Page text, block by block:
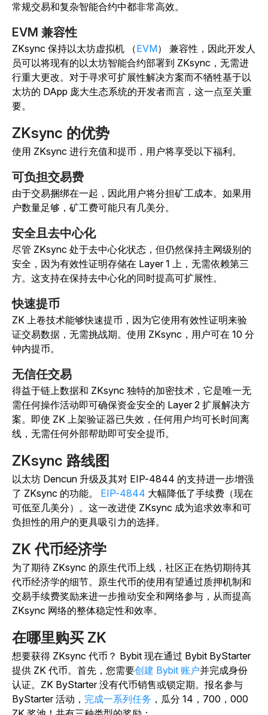
常规交易和复杂智能合约中都非常高效。
EVM 兼容性
ZKsync 保持以太坊虚拟机 （EVM） 兼容性，因此开发人
员可以将现有的以太坊智能合约部署到 ZKsync，无需进
行重大更改。对于寻求可扩展性解决方案而不牺牲基于以
太坊的 DApp 庞大生态系统的开发者而言，这一点至关重
要。
ZKsync 的优势
使用 ZKsync 进行充值和提币，用户将享受以下福利。
可负担交易费
由于交易捆绑在一起，因此用户将分担矿工成本。如果用
户数量足够，矿工费可能只有几美分。
安全且去中心化
尽管 ZKsync 处于去中心化状态，但仍然保持主网级别的
安全，因为有效性证明存储在 Layer 1 上，无需依赖第三
方。这支持在保持去中心化的同时提高可扩展性。
快速提币
ZK 上卷技术能够快速提币，因为它使用有效性证明来验
证交易数据，无需挑战期。使用 ZKsync，用户可在 10 分
钟内提币。
无信任交易
得益于链上数据和 ZKsync 独特的加密技术，它是唯一无
需任何操作活动即可确保资金安全的 Layer 2 扩展解决方
案。即使 ZK 上架验证器已失效，任何用户均可长时间离
线，无需任何外部帮助即可安全提币。
ZKsync 路线图
以太坊 Dencun 升级及其对 EIP-4844 的支持进一步增强
了 ZKsync 的功能。
EIP-4844 大幅降低了手续费（现在
可低至几美分）。这一改进使 ZKsync 成为追求效率和可
负担性的用户的更具吸引力的选择。
ZK 代币经济学
为了期待 ZKsync 的原生代币上线，社区正在热切期待其
代币经济学的细节。原生代币的使用有望通过质押机制和
交易手续费奖励来进一步推动安全和网络参与，从而提高
ZKsync 网络的整体稳定性和效率。
在哪里购买 ZK
想要获得 ZKsync 代币？ Bybit 现在通过 Bybit ByStarter
提供 ZK 代币。首先，您需要创建 Bybit 账户并完成身份
认证。ZK ByStarter 没有代币销售或锁定期。报名参与
ByStarter 活动， 完成一系列任务 ， 瓜分 14，700，000